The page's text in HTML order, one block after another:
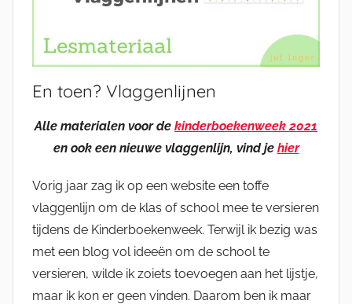
En toen? Vlaggenlijnen
Alle materialen voor de kinderboekenweek 2021
en ook een nieuwe vlaggenlijn, vind je hier
Vorig jaar zag ik op een website een toffe
vlaggenlijn om de klas of school mee te versieren
tijdens de Kinderboekenweek. Terwijl ik bezig was
met een blog vol ideeën om de school te
versieren, wilde ik zoiets toevoegen aan het lijstje,
maar ik kon er geen vinden. Daarom ben ik maar